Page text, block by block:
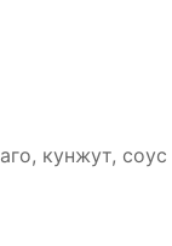
кунжут, соус